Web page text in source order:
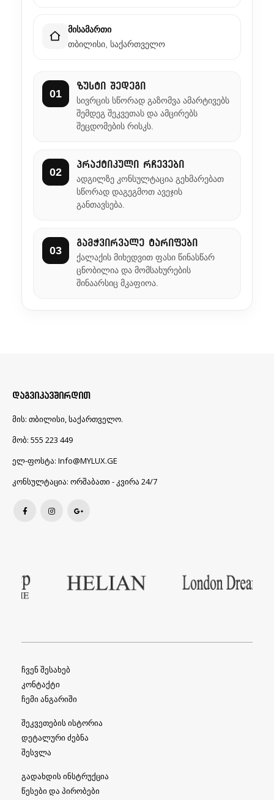
მისამართი
თბილისი, საქართველო
01
ზუსტი შედეგი
სივრცის სწორად გაზომვა ამარტივებს
შემდეგ შეკვეთას და ამცირებს
შეცდომების რისკს.
02
პრაქტიკული რჩევები
ადგილზე კონსულტაცია გეხმარებათ
სწორად დაგეგმოთ ავეჯის
განთავსება.
03
გამჭვირვალე ტარიფები
ქალაქის მიხედვით ფასი წინასწარ
ცნობილია და მომსახურების
შინაარსიც მკაფიოა.
ᲓᲐᲒᲕᲘᲙᲐᲕᲨᲘᲠᲓᲘᲗ
მის: თბილისი, საქართველო.
მობ: 555 223 449
ელ-ფოსტა: Info@MYLUX.GE
კონსულტაცია: ორშაბათი - კვირა 24/7
ჩვენ შესახებ
კონტაქტი
ჩემი ანგარიში
შეკვეთების ისტორია
დეტალური ძებნა
შესვლა
გადახდის ინსტრუქცია
წესები და პირობები